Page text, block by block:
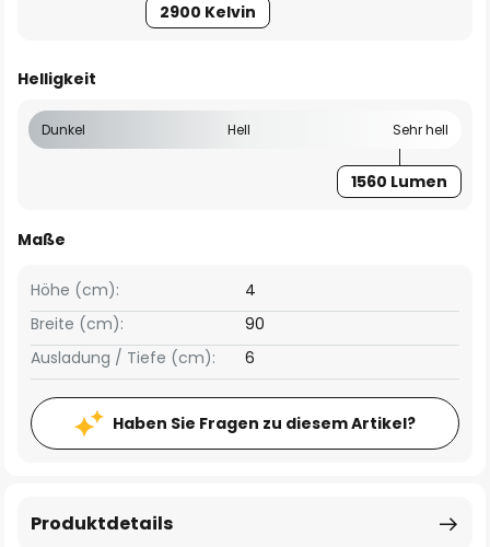
2900 Kelvin
Helligkeit
Dunkel Hell Sehr hell
1560 Lumen
Maße
Breite (cm): 90
Höhe (cm): 4
Ausladung / Tiefe (cm): 6
Haben Sie Fragen zu diesem Artikel?
Produktdetails